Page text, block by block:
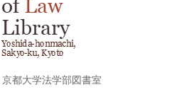
京都大学法学部図書室